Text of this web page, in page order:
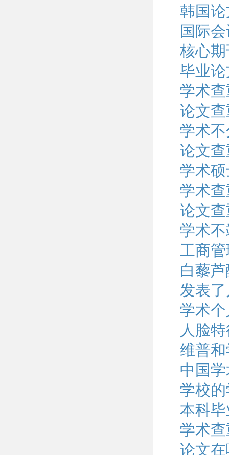
韩国
国际
核心
毕业
学术
论文
学术
论文
学术
学术
论文
学术
工商
白藜
发表
学术
人脸
维普
中国
学校
本科
学术
论文